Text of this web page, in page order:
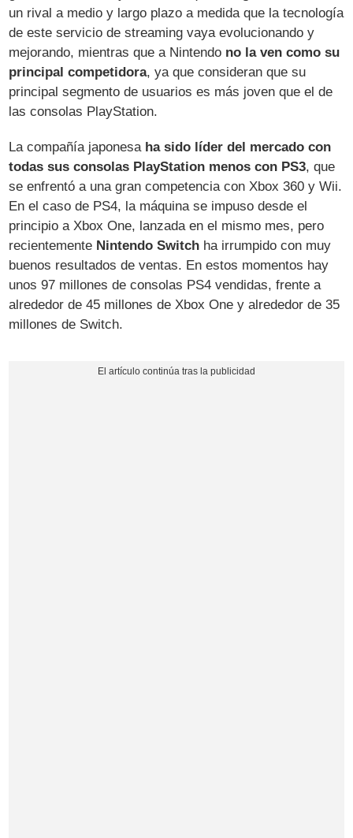
un rival a medio y largo plazo a medida que la tecnología
de este servicio de streaming vaya evolucionando y
mejorando, mientras que a Nintendo no la ven como su
principal competidora, ya que consideran que su
principal segmento de usuarios es más joven que el de
las consolas PlayStation.
La compañía japonesa ha sido líder del mercado con
todas sus consolas PlayStation menos con PS3, que
se enfrentó a una gran competencia con Xbox 360 y Wii.
En el caso de PS4, la máquina se impuso desde el
principio a Xbox One, lanzada en el mismo mes, pero
recientemente Nintendo Switch ha irrumpido con muy
buenos resultados de ventas. En estos momentos hay
unos 97 millones de consolas PS4 vendidas, frente a
alrededor de 45 millones de Xbox One y alrededor de 35
millones de Switch.